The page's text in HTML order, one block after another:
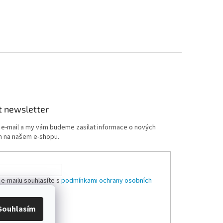
newsletter
mail a my vám budeme zasílat informace o nových
našem e-shopu.
mailu souhlasíte spodmínkami ochrany osobních
SE